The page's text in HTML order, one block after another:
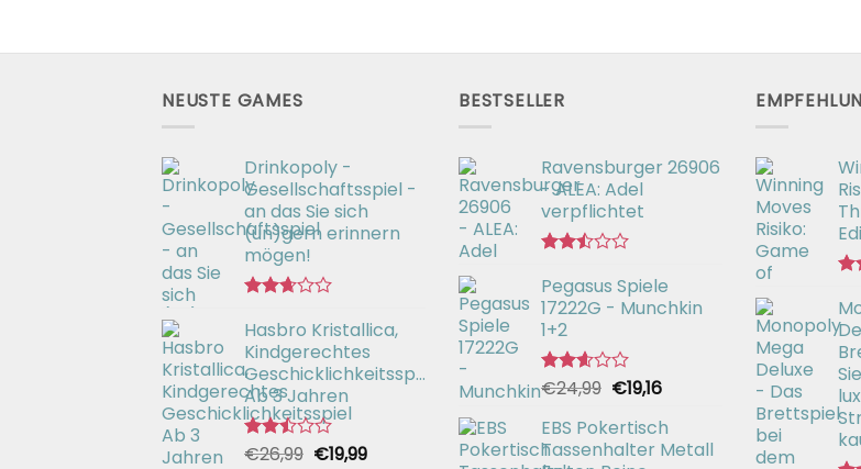
NEUSTE GAMES
Drinkopoly -
Gesellschaftsspiel -
an das Sie sich
(un)gern erinnern
mögen!
mit
2.67
von 5
Hasbro Kristallica,
Kindgerechtes
Geschicklichkeitsspiel
Ab 3 Jahren
Bewertet
€26,99 Ursprünglicher
€19,99Aktueller
BESTSELLER
Ravensburger 26906
- ALEA: Adel
verpflichtet
mit
2.49
von 5
Pegasus Spiele
17222G - Munchkin
1+2
Bewertet
2.57
von 5
€24,99 Ursprünglicher
war:
€24,99
€19,16Aktueller
ist:
€19,16.
EBS Pokertisch
Tassenhalter Metall
mit